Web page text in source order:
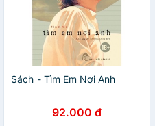
Sách - Tìm Em Nơi Anh
92.000 đ